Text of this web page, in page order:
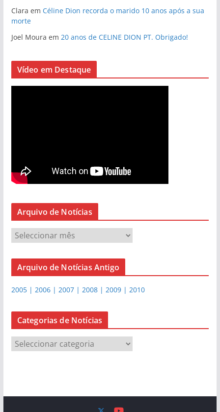
Clara em Céline Dion recorda o marido 10 anos após a sua
morte
Joel Moura em 20 anos de CELINE DION PT. Obrigado!
Vídeo em Destaque
Arquivo de Notícias
r
q
v
e
N
Arquivo de Notícias Antigo
2005 | 2006 | 2007 | 2008 | 2009 | 2010
Categorias de Notícias
a